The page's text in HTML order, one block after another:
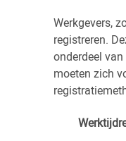
Werkgevers,
registreren.
onderdeel
moeten zich